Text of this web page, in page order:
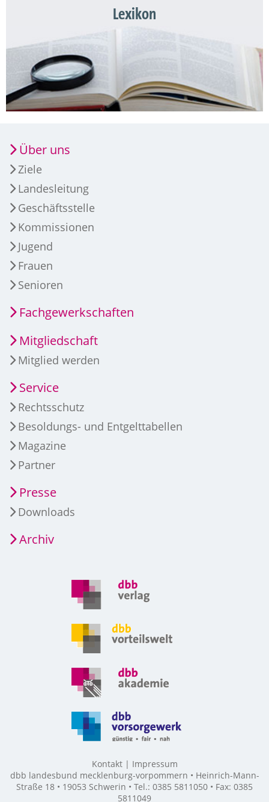
Lexikon
Über uns
Ziele
Landesleitung
Geschäftsstelle
Kommissionen
Jugend
Frauen
Senioren
Fachgewerkschaften
Mitgliedschaft
Mitglied werden
Service
Rechtsschutz
Besoldungs- und Entgelttabellen
Magazine
Partner
Presse
Downloads
Archiv
Kontakt
Impressum
dbb landesbund mecklenburg-vorpommern • Heinrich-Mann-
Straße 18 • 19053 Schwerin • Tel.: 0385 5811050 • Fax: 0385
5811049